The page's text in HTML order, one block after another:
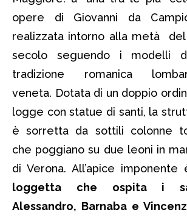
opere di Giovanni da
realizzata intorno alla metà del
secolo seguendo i modelli
tradizione romanica
veneta. Dotata di un doppio
logge con statue di santi, la
è sorretta da sottili colonne
che poggiano su due leoni in
di Verona. All’apice imponente
loggetta che ospita i
Alessandro, Barnaba e